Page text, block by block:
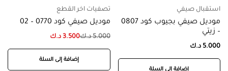
استقبال صيفي
موديل صيفي بجيوب كود 0807
– زيتي
5.000 د.ك
إضافة إلى السلة
تصفيات اخر القطع
موديل صيفي كود 0770 – 02
5.000 د.ك3.500 د.ك
إضافة إلى السلة